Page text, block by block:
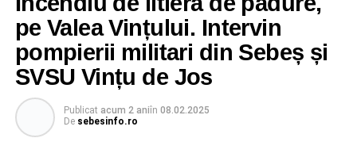
pe Valea Vințului. Intervin
pompierii militari din Sebeș și
SVSU Vințu de Jos
Publicat acum 2 aniîn 08.02.2025
De sebesinfo.ro